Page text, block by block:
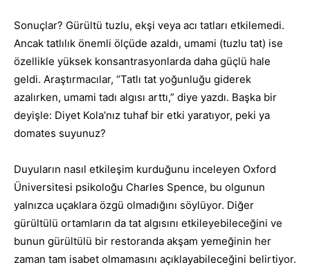
Sonuçlar? Gürültü tuzlu, ekşi veya acı tatları etkilemedi.
Ancak tatlılık önemli ölçüde azaldı, umami (tuzlu tat) ise
özellikle yüksek konsantrasyonlarda daha güçlü hale
geldi. Araştırmacılar, “Tatlı tat yoğunluğu giderek
azalırken, umami tadı algısı arttı,” diye yazdı. Başka bir
deyişle: Diyet Kola’nız tuhaf bir etki yaratıyor, peki ya
domates suyunuz?
Duyuların nasıl etkileşim kurduğunu inceleyen Oxford
Üniversitesi psikoloğu Charles Spence, bu olgunun
yalnızca uçaklara özgü olmadığını söylüyor. Diğer
gürültülü ortamların da tat algısını etkileyebileceğini ve
bunun gürültülü bir restoranda akşam yemeğinin her
zaman tam isabet olmamasını açıklayabileceğini belirtiyor.